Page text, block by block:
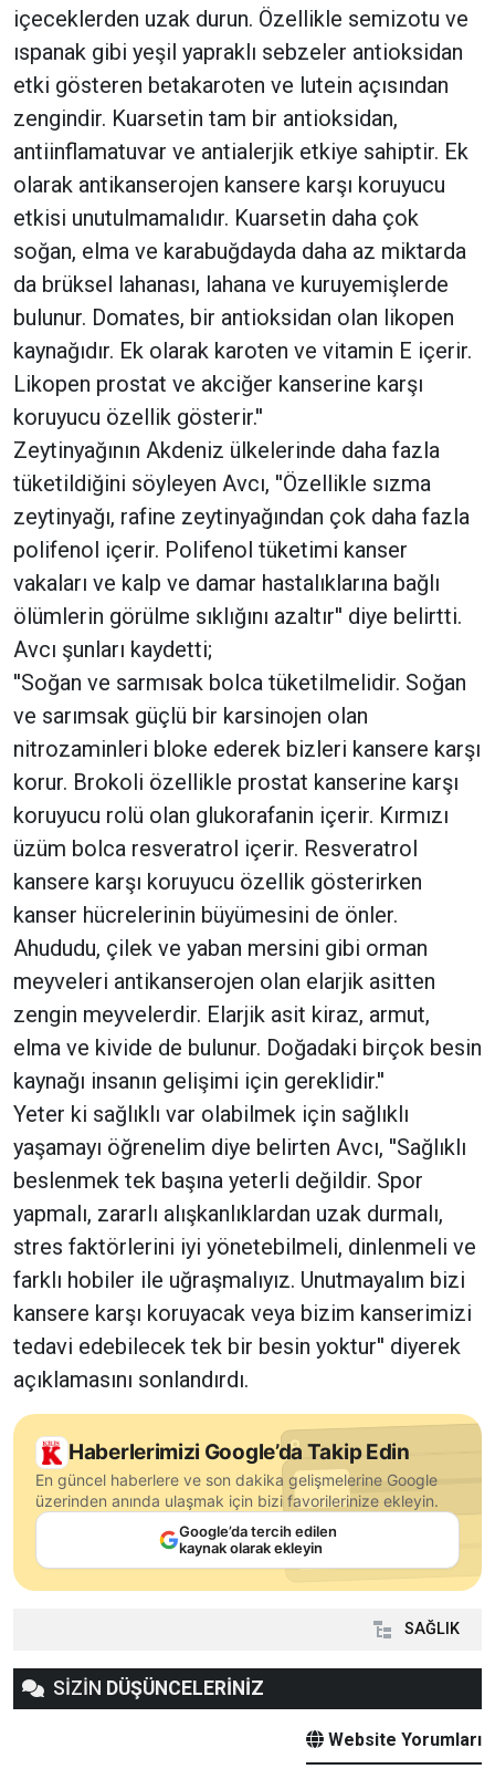
içeceklerden uzak durun. Özellikle semizotu ve
ıspanak gibi yeşil yapraklı sebzeler antioksidan
etki gösteren betakaroten ve lutein açısından
zengindir. Kuarsetin tam bir antioksidan,
antiinflamatuvar ve antialerjik etkiye sahiptir. Ek
olarak antikanserojen kansere karşı koruyucu
etkisi unutulmamalıdır. Kuarsetin daha çok
soğan, elma ve karabuğdayda daha az miktarda
da brüksel lahanası, lahana ve kuruyemişlerde
bulunur. Domates, bir antioksidan olan likopen
kaynağıdır. Ek olarak karoten ve vitamin E içerir.
Likopen prostat ve akciğer kanserine karşı
koruyucu özellik gösterir.''
Zeytinyağının Akdeniz ülkelerinde daha fazla
tüketildiğini söyleyen Avcı, ''Özellikle sızma
zeytinyağı, rafine zeytinyağından çok daha fazla
polifenol içerir. Polifenol tüketimi kanser
vakaları ve kalp ve damar hastalıklarına bağlı
ölümlerin görülme sıklığını azaltır'' diye belirtti.
Avcı şunları kaydetti;
''Soğan ve sarmısak bolca tüketilmelidir. Soğan
ve sarımsak güçlü bir karsinojen olan
nitrozaminleri bloke ederek bizleri kansere karşı
korur. Brokoli özellikle prostat kanserine karşı
koruyucu rolü olan glukorafanin içerir. Kırmızı
üzüm bolca resveratrol içerir. Resveratrol
kansere karşı koruyucu özellik gösterirken
kanser hücrelerinin büyümesini de önler.
Ahududu, çilek ve yaban mersini gibi orman
meyveleri antikanserojen olan elarjik asitten
zengin meyvelerdir. Elarjik asit kiraz, armut,
elma ve kivide de bulunur. Doğadaki birçok besin
kaynağı insanın gelişimi için gereklidir.''
Yeter ki sağlıklı var olabilmek için sağlıklı
yaşamayı öğrenelim diye belirten Avcı, ''Sağlıklı
beslenmek tek başına yeterli değildir. Spor
yapmalı, zararlı alışkanlıklardan uzak durmalı,
stres faktörlerini iyi yönetebilmeli, dinlenmeli ve
farklı hobiler ile uğraşmalıyız. Unutmayalım bizi
kansere karşı koruyacak veya bizim kanserimizi
tedavi edebilecek tek bir besin yoktur'' diyerek
açıklamasını sonlandırdı.
Haberlerimizi Google’da Takip Edin
En güncel haberlere ve son dakika gelişmelerine Google
üzerinden anında ulaşmak için bizi favorilerinize ekleyin.
Google’da tercih edilen
kaynak olarak ekleyin
SAĞLIK
SİZİN DÜŞÜNCELERİNİZ
Website Yorumları